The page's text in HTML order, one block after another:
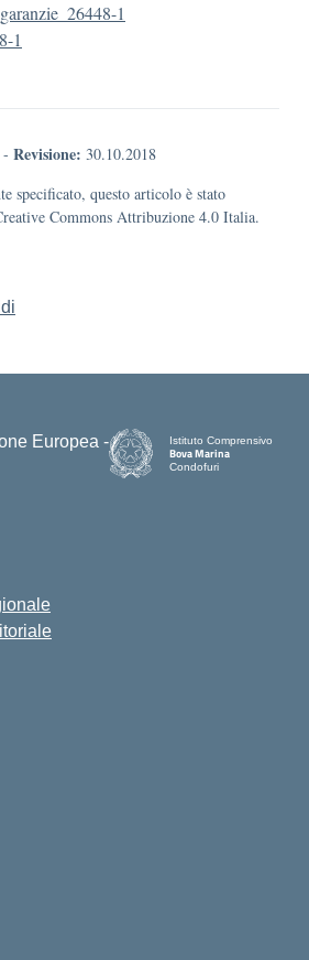
1
1
- Revisione: 30.10.2018
specificato, questo articolo è stato
Commons Attribuzione 4.0 Italia.
Istituto Comprensivo
Bova Marina
Condofuri